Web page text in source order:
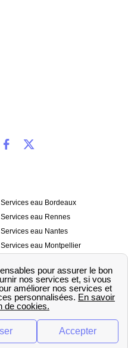
Services eau Bordeaux
Services eau Rennes
Services eau Nantes
Services eau Montpellier
Services eau Strasbourg
💧 Comparer les fournisseurs
d’eau